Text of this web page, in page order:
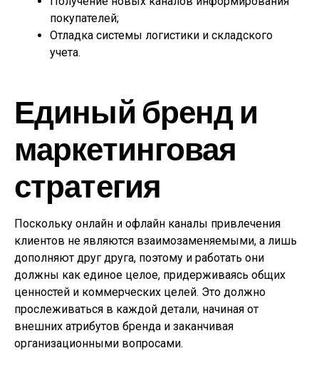
покупателей;
Отладка системы логистики и складского
учета.
Единый бренд и
маркетинговая
стратегия
Поскольку онлайн и офлайн каналы привлечения
клиентов не являются взаимозаменяемыми, а лишь
дополняют друг друга, поэтому и работать они
должны как единое целое, придерживаясь общих
ценностей и коммерческих целей. Это должно
прослеживаться в каждой детали, начиная от
внешних атрибутов бренда и заканчивая
организационными вопросами.